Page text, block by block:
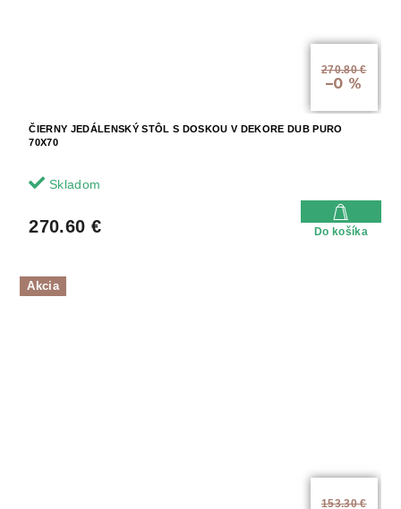
270.80 €
–0 %
ČIERNY JEDÁLENSKÝ STÔL S DOSKOU V DEKORE DUB PURO
70X70
Skladom
270.60 € Do košíka
Akcia
153.30 €